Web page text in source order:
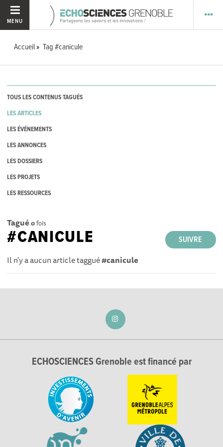
MENU
Accueil Tag #canicule
TOUS LES CONTENUS TAGUÉS
LES ARTICLES
LES ÉVÉNEMENTS
LES ANNONCES
LES DOSSIERS
LES PROJETS
LES RESSOURCES
Tagué 0fois
SUIVRE
#CANICULE
Il n'y a aucun article taggué#canicule
ECHOSCIENCES Grenoble est financé par